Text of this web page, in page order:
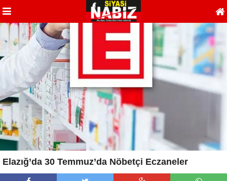
Elazığ’da 30 Temmuz’da Nöbetçi Eczaneler